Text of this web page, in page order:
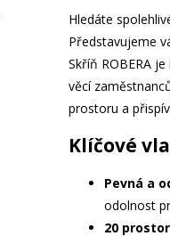
Hledáte
Představujeme
Skříň ROBERA
věcí
prostoru a
Klíčové
Pevná a
odolnost
20